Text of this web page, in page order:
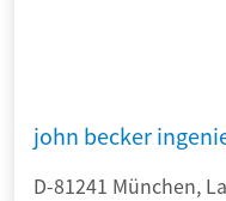
john becker
D-81241 München,